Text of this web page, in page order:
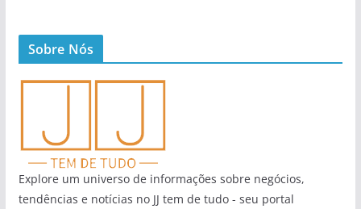
Sobre Nós
Explore um universo de informações sobre negócios,
tendências e notícias no JJ tem de tudo - seu portal